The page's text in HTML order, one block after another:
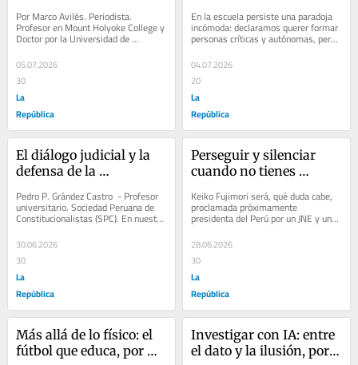
cebiche?, por Marco
Avilés
Por Marco Avilés. Periodista.
Profesor en Mount Holyoke College y
Doctor por la Universidad de
Pensilvania Entre los brotes de
desinhibida...
05.07.2026
30
La
República
Sánchez
En la escuela persiste una paradoja
incómoda: declaramos querer formar
personas críticas y autónomas, pero
en la práctica seguimos educando
para...
04.07.2026
20
La
República
El diálogo judicial y la
defensa de la
Pedro P. Grández Castro​ ​ - Profesor
universitario. Sociedad Peruana de
Constitucionalistas (SPC). En nuestro
país, el diseño constitucional...
30.06.2026
30
La
República
Perseguir y silenciar
cuando no tienes
Claudia Cisneros
Keiko Fujimori será, qué duda cabe,
proclamada próximamente
presidenta del Perú por un JNE y una
ONPE cuyas actuaciones durante
este proceso...
28.06.2026
30
La
República
Más allá de lo físico: el
fútbol que educa, por
Investigar con IA: entre
el dato y la ilusión, por